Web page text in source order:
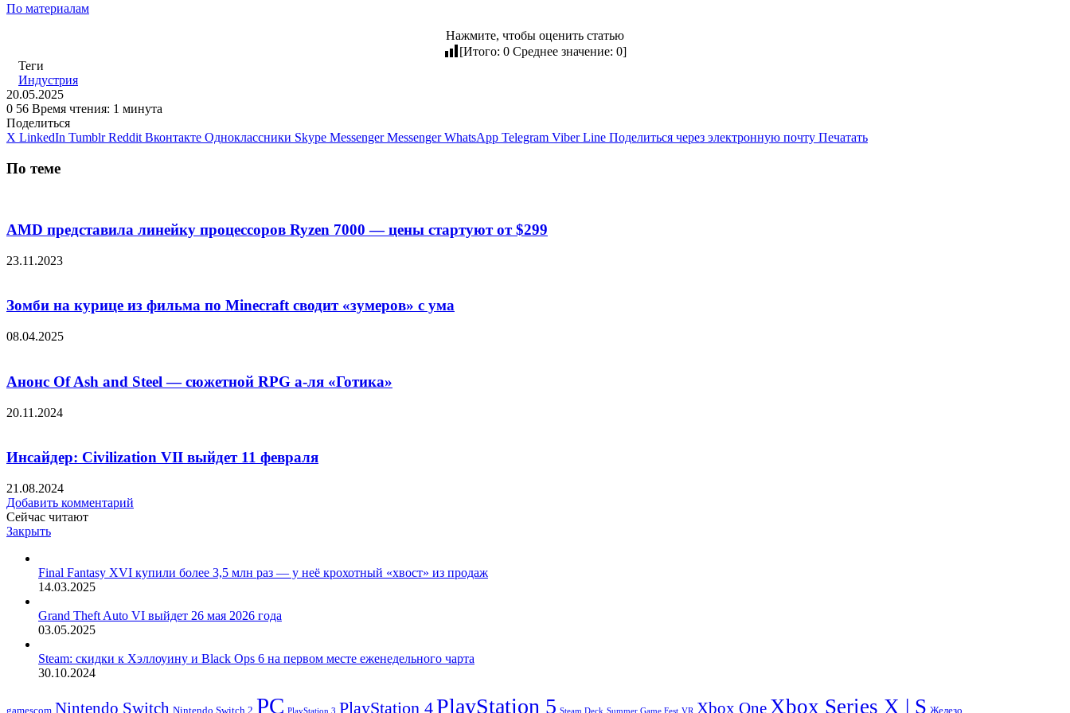
По материалам
Нажмите, чтобы оценить статью
[Итого: 0 Среднее значение: 0]
Теги
Индустрия
20.05.2025
0 56 Время чтения: 1 минута
Поделиться
X LinkedIn Tumblr Reddit Вконтакте Одноклассники Skype Messenger Messenger WhatsApp Telegram Viber Line Поделиться через электронную почту Печатать
По теме
AMD представила линейку процессоров Ryzen 7000 — цены стартуют от $299
23.11.2023
Зомби на курице из фильма по Minecraft сводит «зумеров» с ума
08.04.2025
Анонс Of Ash and Steel — сюжетной RPG а-ля «Готика»
20.11.2024
Инсайдер: Civilization VII выйдет 11 февраля
21.08.2024
Добавить комментарий
Сейчас читают
Закрыть
Final Fantasy XVI купили более 3,5 млн раз — у неё крохотный «хвост» из продаж
14.03.2025
Grand Theft Auto VI выйдет 26 мая 2026 года
03.05.2025
Steam: скидки к Хэллоуину и Black Ops 6 на первом месте еженедельного чарта
30.10.2024
gamescom Nintendo Switch Nintendo Switch 2 PC PlayStation 3 PlayStation 4PlayStation 5 Steam Deck Summer Game Fest VR Xbox One Xbox Series X | S Железо